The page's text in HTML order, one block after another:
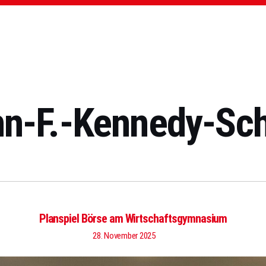
F.-Kennedy-
Planspiel Börse am Wirtschaftsgymnasium
28. November 2025